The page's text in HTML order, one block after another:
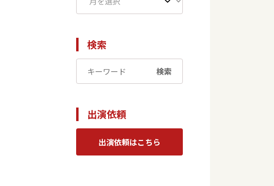
検索
検索
出演依頼
出演依頼はこちら